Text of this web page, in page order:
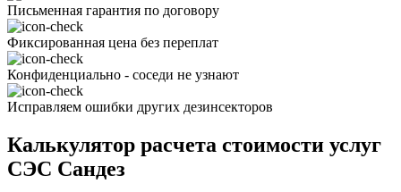
Письменная гарантия по договору
Фиксированная цена без переплат
Конфиденциально - соседи не узнают
Исправляем ошибки других дезинсекторов
Калькулятор расчета стоимости услуг
СЭС Сандез